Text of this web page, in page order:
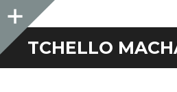
Sidebar
TCHELLO